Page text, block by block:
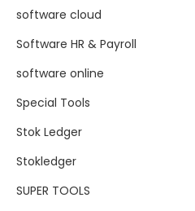
software cloud
Software HR & Payroll
software online
Special Tools
Stok Ledger
Stokledger
SUPER TOOLS